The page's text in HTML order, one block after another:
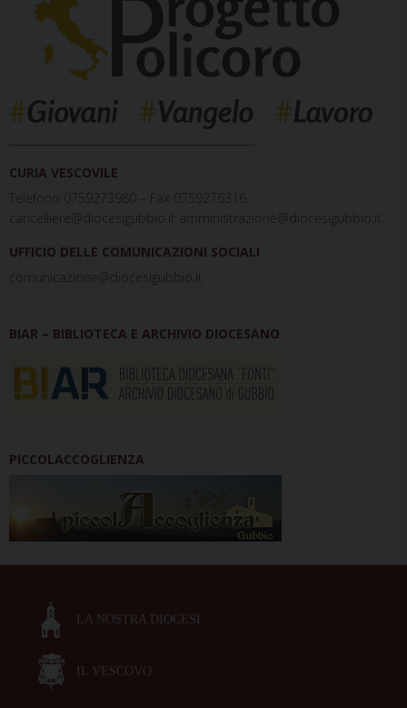
CURIA VESCOVILE
Telefono 0759273980 – Fax 0759276316
cancelliere@diocesigubbio.it amministrazione@diocesigubbio.it
UFFICIO DELLE COMUNICAZIONI SOCIALI
comunicazione@diocesigubbio.it
BIAR – BIBLIOTECA E ARCHIVIO DIOCESANO
PICCOLACCOGLIENZA
LA NOSTRA DIOCESI
IL VESCOVO